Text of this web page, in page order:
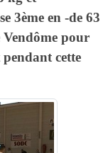
3ème en -de 63
pour
cette